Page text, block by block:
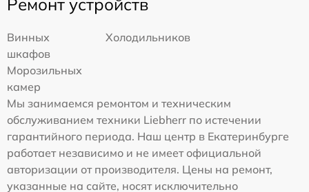
Винных
шкафов
Холодильников
Морозильных
камер
Мы занимаемся ремонтом и техническим
обслуживанием техники Liebherr по истечении
гарантийного периода. Наш центр в Екатеринбурге
работает независимо и не имеет официальной
авторизации от производителя. Цены на ремонт,
указанные на сайте, носят исключительно